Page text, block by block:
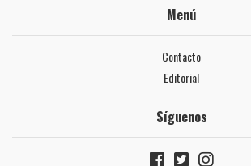
Menú
Contacto
Editorial
Síguenos